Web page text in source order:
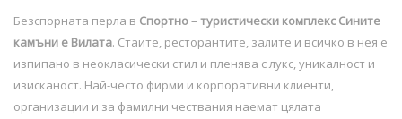
Безспорната перла в Спортно – туристически комплекс Сините
камъни е Вилата. Стаите, ресторантите, залите и всичко в нея е
изпипано в неокласически стил и пленява с лукс, уникалност и
изисканост. Най-често фирми и корпоративни клиенти,
организации и за фамилни чествания наемат цялата